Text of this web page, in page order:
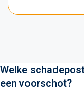
Welke
een voorschot?